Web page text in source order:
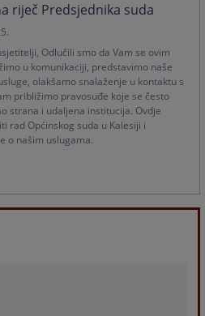
riječ Predsjednika suda
Odlučili smo da Vam se ovim
u komunikaciji, predstavimo naše
olakšamo snalaženje u kontaktu s
približimo pravosuđe koje se često
strana i udaljena institucija. Ovdje
rad Općinskog suda u Kalesiji i
o našim uslugama.